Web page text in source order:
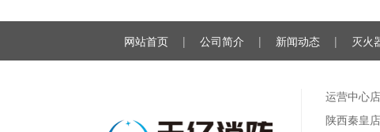
网站首页 | 公司简介 | 新闻动态 | 灭火
运营中心
陕西秦皇